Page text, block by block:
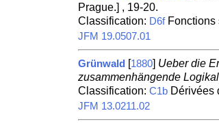
Prague.] , 19-20.
Classification: D6fFonctions
JFM 19.0507.01
Grünwald [1880] Ueber die
zusammenhängende
Classification: C1bDérivées
JFM 13.0211.02